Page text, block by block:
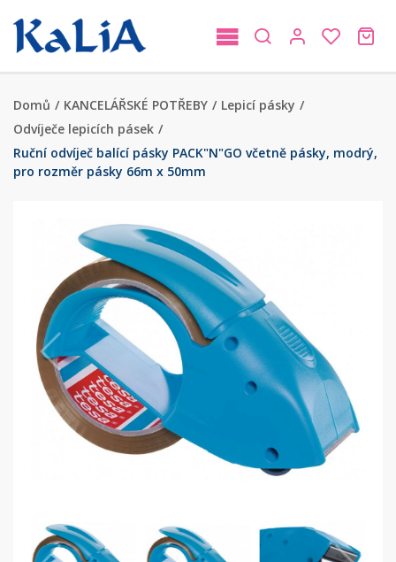
Domů / KANCELÁŘSKÉ POTŘEBY / Lepicí pásky /
Odvíječe lepicích pásek /
Ruční odvíječ balící pásky PACK"N"GO včetně pásky, modrý,
pro rozměr pásky 66m x 50mm